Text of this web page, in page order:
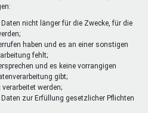
nicht länger für die Zwecke, für die
haben und es an einer sonstigen
fehlt;
und es keine vorrangigen
gibt;
werden;
zur Erfüllung gesetzlicher Pflichten